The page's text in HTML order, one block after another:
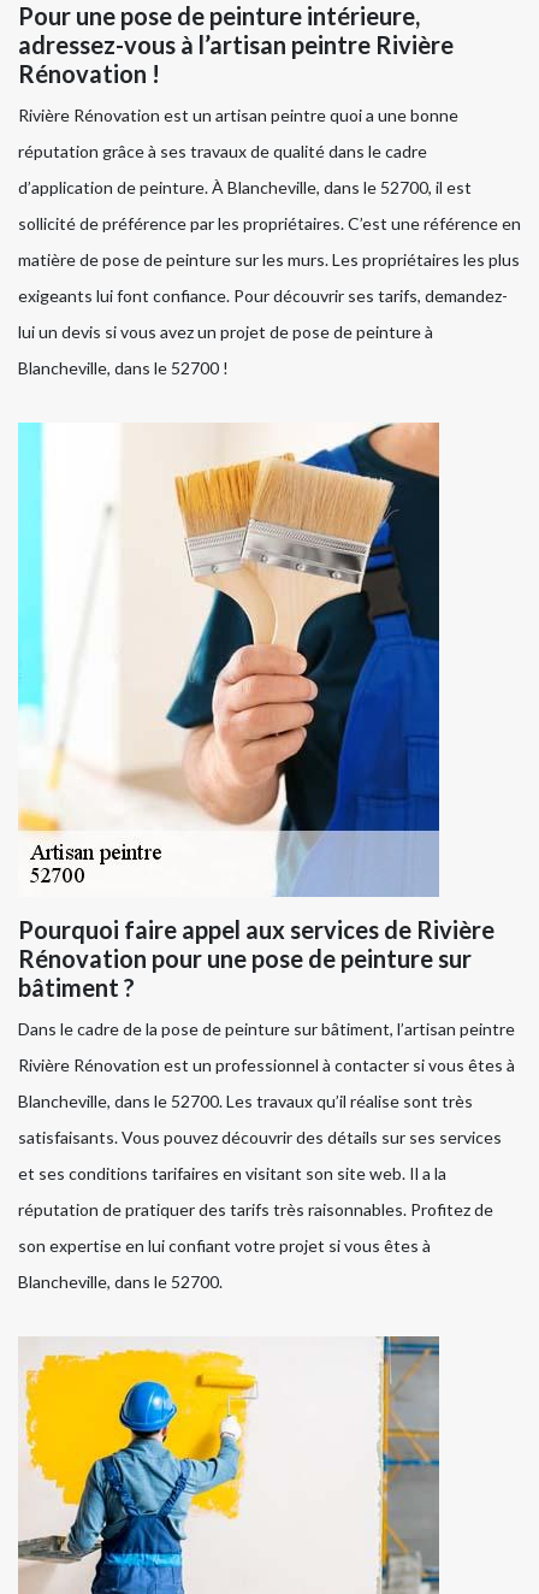
Pour une pose de peinture intérieure,
adressez-vous à l’artisan peintre Rivière
Rénovation !
Rivière Rénovation est un artisan peintre quoi a une bonne
réputation grâce à ses travaux de qualité dans le cadre
d’application de peinture. À Blancheville, dans le 52700, il est
sollicité de préférence par les propriétaires. C’est une référence en
matière de pose de peinture sur les murs. Les propriétaires les plus
exigeants lui font confiance. Pour découvrir ses tarifs, demandez-
lui un devis si vous avez un projet de pose de peinture à
Blancheville, dans le 52700 !
Pourquoi faire appel aux services de Rivière
Rénovation pour une pose de peinture sur
bâtiment ?
Dans le cadre de la pose de peinture sur bâtiment, l’artisan peintre
Rivière Rénovation est un professionnel à contacter si vous êtes à
Blancheville, dans le 52700. Les travaux qu’il réalise sont très
satisfaisants. Vous pouvez découvrir des détails sur ses services
et ses conditions tarifaires en visitant son site web. Il a la
réputation de pratiquer des tarifs très raisonnables. Profitez de
son expertise en lui confiant votre projet si vous êtes à
Blancheville, dans le 52700.